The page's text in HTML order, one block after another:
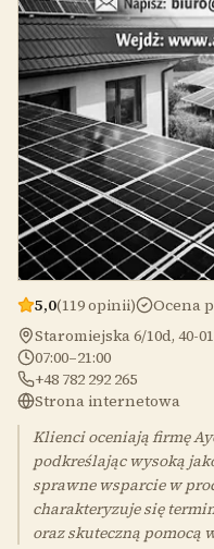
5,0(119 opinii) Ocena
Staromiejska 6/10d, 40-
07:00–21:00
+48 782 292 265
Strona internetowa
Klienci oceniają firmę
podkreślając wysoką
sprawne wsparcie w
charakteryzuje się
oraz skuteczną pomocą